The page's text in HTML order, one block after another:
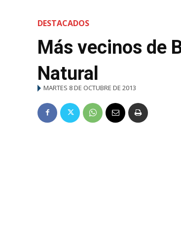
DESTACADOS
Más vecinos de
Natural
MARTES 8 DE OCTUBRE DE 2013